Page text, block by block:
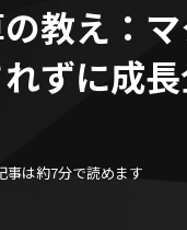
教え：
ずに成
事は約7分で読めます